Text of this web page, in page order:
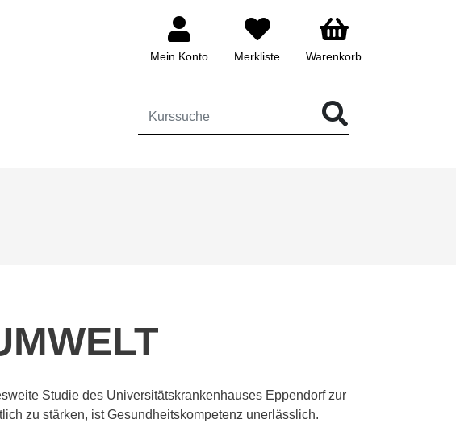
Mein Konto Merkliste Warenkorb
Studie des Universitätskrankenhauses Eppendorf zur
zu stärken, ist Gesundheitskompetenz unerlässlich.